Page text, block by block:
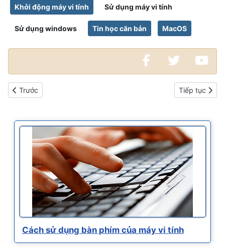
Khởi động máy vi tính Sử dụng máy vi tính
Sử dụng windows Tin học căn bản MacOS
Bài viết trước: Bắt đầu với máy vi tính của bạn
Trước Bài viết kế
Tiếp tục
Cách sử dụng bàn phím của máy vi tính